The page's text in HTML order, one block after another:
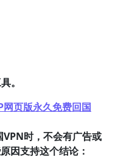
。
页版永久免费回国
时，不会有广告或
因支持这个结论：